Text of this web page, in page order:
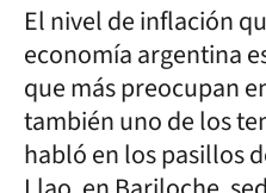
El nivel de inflación
economía argentina
que más preocupan
también uno de los
habló en los pasillos